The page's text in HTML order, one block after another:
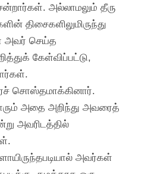
அல்லாமலும் தீரு
திசைகளிலுமிருந்து
அவர் செய்த
கேள்விப்பட்டு,
சொஸ்தமாக்கினார்.
அதை அறிந்து அவரைத்
அவரிடத்தில்
அவர்கள்